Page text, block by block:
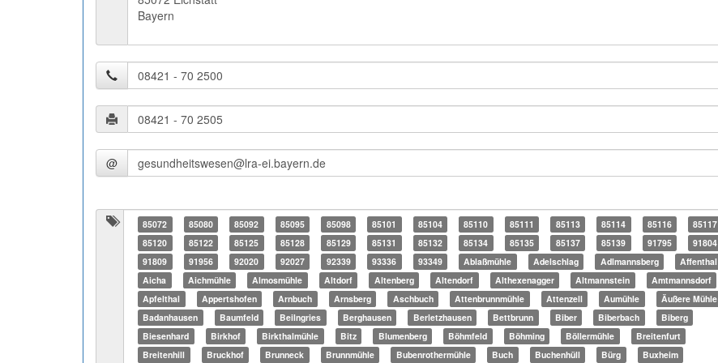
Bayern
@
85072 85080 85092 85095 85098 85101 85104 85110 85111 85113 85114 85116
85117
85120
85122 85125 85128 85129 85131 85132 85134 85135 85137 85139 91795
91804
91809
91956 92020 92027 92339 93336 93349 Ablaßmühle Adelschlag Adlmannsberg
Affenthal
Aicha
Aichmühle Almosmühle Altdorf Altenberg Altendorf Althexenagger Altmannstein
Amtmannsdorf
Apfelthal
Appertshofen Arnbuch Arnsberg Aschbuch Attenbrunnmühle Attenzell Aumühle
Äußere Mühle
Badanhausen
Baumfeld Beilngries Berghausen Berletzhausen Bettbrunn Biber Biberbach
Biberg
Biesenhard
Birkhof Birkthalmühle Bitz Blumenberg Böhmfeld Böhming Böllermühle
Breitenfurt
Breitenhill
Bruckhof Brunneck Brunnmühle Bubenrothermühle Buch Buchenhüll Bürg Buxheim